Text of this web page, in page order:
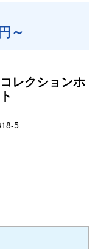
～
レクションホ
5